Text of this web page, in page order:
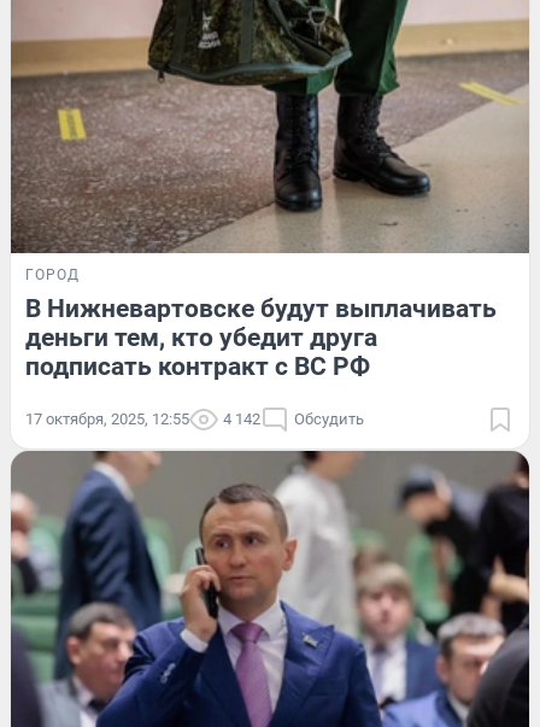
ГОРОД
В Нижневартовске будут выплачивать
деньги тем, кто убедит друга
подписать контракт с ВС РФ
17 октября, 2025, 12:55 4 142 Обсудить